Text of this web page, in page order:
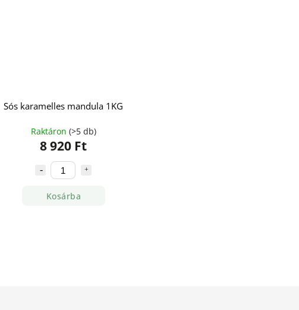
Sós karamelles mandula 1KG
Raktáron (>5 db)
8 920 Ft
Kosárba